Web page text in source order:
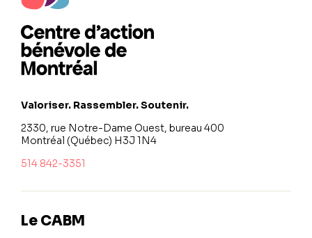
Valoriser. Rassembler. Soutenir.
2330, rue Notre-Dame Ouest, bureau 400
Montréal (Québec) H3J 1N4
514 842-3351
Le CABM